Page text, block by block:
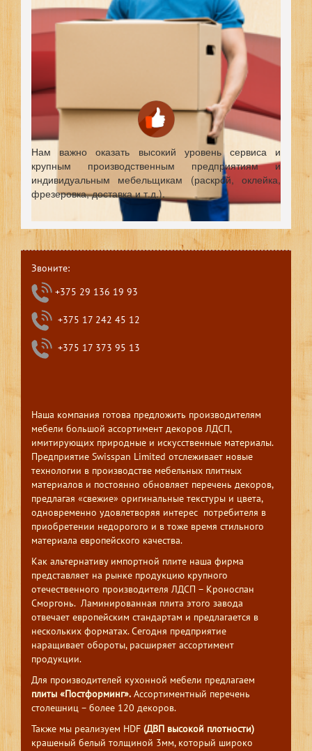
Нам важно оказать высокий уровень сервиса и
крупным производственным предприятиям и
индивидуальным мебельщикам (раскрой, оклейка,
фрезеровка, доставка и т.д.).
Звоните:
+375 29 136 19 93
+375 17 242 45 12
+375 17 373 95 13
Наша компания готова предложить производителям
мебели большой ассортимент декоров ЛДСП,
имитирующих природные и искусственные материалы.
Предприятие Swisspan Limited отслеживает новые
технологии в производстве мебельных плитных
материалов и постоянно обновляет перечень декоров,
предлагая «свежие» оригинальные текстуры и цвета,
одновременно удовлетворяя интерес потребителя в
приобретении недорогого и в тоже время стильного
материала европейского качества.
Как альтернативу импортной плите наша фирма
представляет на рынке продукцию крупного
отечественного производителя ЛДСП – Кроноспан
Сморгонь. Ламинированная плита этого завода
отвечает европейским стандартам и предлагается в
нескольких форматах. Сегодня предприятие
наращивает обороты, расширяет ассортимент
продукции.
Для производителей кухонной мебели предлагаем
плиты «Постформинг». Ассортиментный перечень
столешниц – более 120 декоров.
Также мы реализуем HDF (ДВП высокой плотности)
крашеный белый толщиной 3мм, который широко